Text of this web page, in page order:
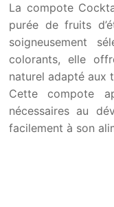
La compote
purée de fruits
soigneusement
colorants, elle
naturel adapté aux
Cette compote
nécessaires au
facilement à son